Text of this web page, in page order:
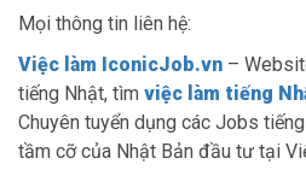
Mọi thông tin liên hệ:
Việc làm IconicJob.vn –
tiếng Nhật, tìm việc làm tiếng
Chuyên tuyển dụng các Jobs
tầm cỡ của Nhật Bản đầu tư tại